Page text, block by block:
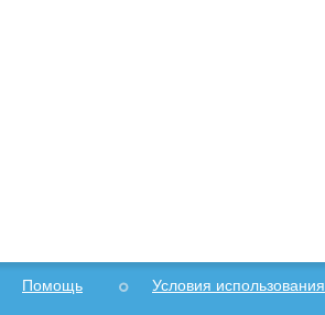
Помощь Условия использования